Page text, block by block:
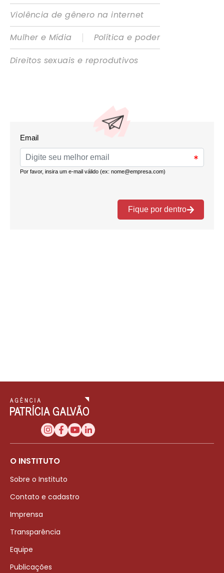
Violência de gênero na internet
Mulher e Mídia
|
Política e poder
Direitos sexuais e reprodutivos
O INSTITUTO
Sobre o Instituto
Contato e cadastro
Imprensa
Transparência
Equipe
Publicações